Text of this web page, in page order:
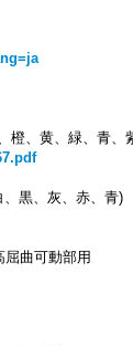
、黄、緑、青、
黒、灰、赤、青)
曲可動部用